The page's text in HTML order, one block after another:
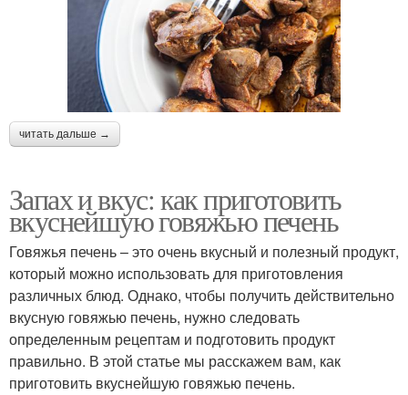
читать дальше →
Запах и вкус: как приготовить
вкуснейшую говяжью печень
Говяжья печень – это очень вкусный и полезный продукт,
который можно использовать для приготовления
различных блюд. Однако, чтобы получить действительно
вкусную говяжью печень, нужно следовать
определенным рецептам и подготовить продукт
правильно. В этой статье мы расскажем вам, как
приготовить вкуснейшую говяжью печень.